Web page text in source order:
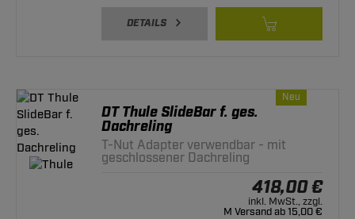
DETAILS
Neu
DT Thule SlideBar f. ges.
Dachreling
T-Nut Adapter verwendbar - mit
geschlossener Dachreling
418,00 €
inkl. MwSt., zzgl.
M Versand ab 15,00 €